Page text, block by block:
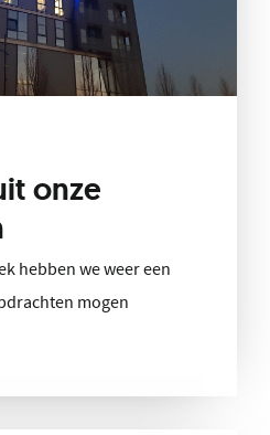
onze
hebben we weer een
mogen